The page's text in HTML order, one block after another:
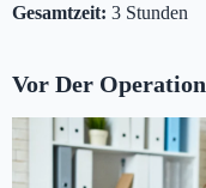
Gesamtzeit: 3 Stunden
Vor Der Operation